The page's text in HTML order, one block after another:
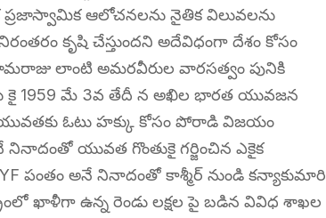
ఆలోచనలను నైతిక విలువలను
కృషి చేస్తుందని అదేవిధంగా దేశం కోసం
లాంటి అమరవీరుల వారసత్వం పునికి
కై 1959 మే 3వ తేదీ న అఖిల భారత యువజన
యువతకు ఓటు హక్కు కోసం పోరాడి విజయం
యువత గొంతుకై గర్జించిన ఎకైక
పంతం అనే నినాదంతో కాశ్మీర్ నుండి కన్యాకుమారి
ఖాళీగా ఉన్న రెండు లక్షల పై బడిన వివిధ శాఖల